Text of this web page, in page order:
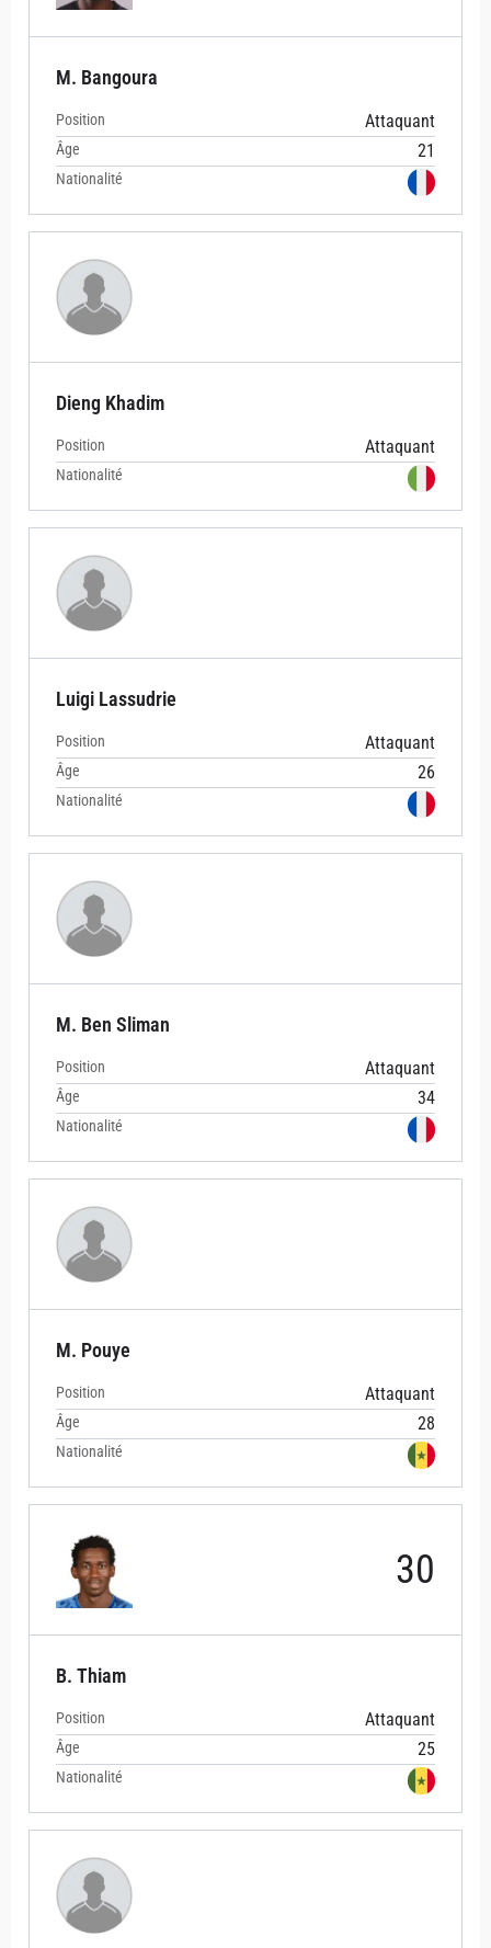
M. Bangoura
Position Attaquant
Âge 21
Nationalité
Dieng Khadim
Position Attaquant
Nationalité
Luigi Lassudrie
Position Attaquant
Âge 26
Nationalité
M. Ben Sliman
Position Attaquant
Âge 34
Nationalité
M. Pouye
Position Attaquant
Âge 28
Nationalité
30
B. Thiam
Position Attaquant
Âge 25
Nationalité